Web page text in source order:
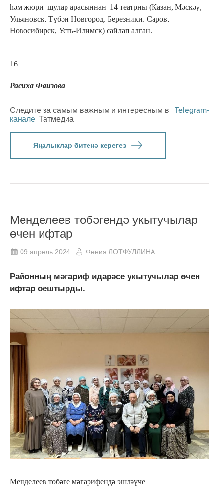
һәм жюри шулар арасыннан 14 театрны (Казан, Мәскәү,
Ульяновск, Түбән Новгород, Березники, Саров,
Новосибирск, Усть-Илимск) сайлап алган.
16+
Расиха Фаизова
Следите за самым важным и интересным в
Telegram-
канале Татмедиа
Яңалыклар битенә керегез
Менделеев төбәгендә укытучылар
өчен ифтар
09 апрель 2024 Фәния ЛОТФУЛЛИНА
Районның мәгариф идарәсе укытучылар өчен
ифтар оештырды.
Менделеев төбәге мәгарифендә эшләүче